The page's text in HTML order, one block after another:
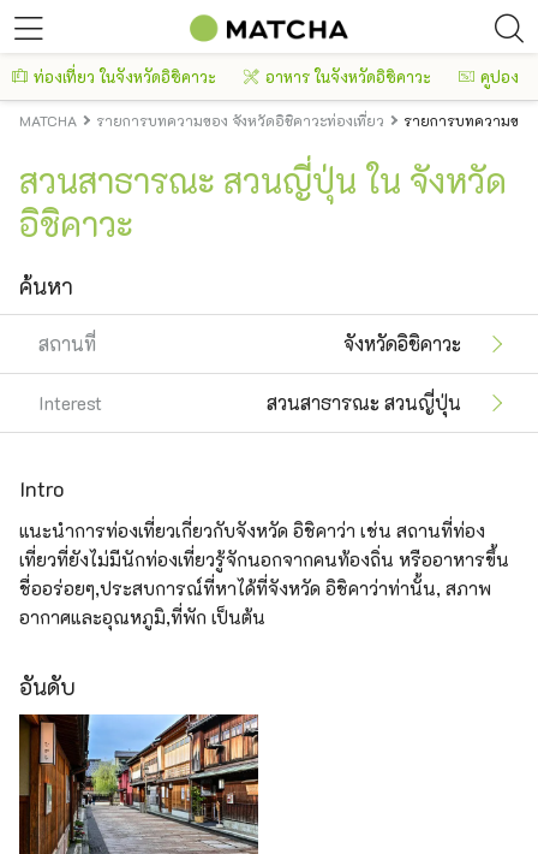
ท่องเที่ยว ในจังหวัดอิชิคาวะ อาหาร ในจังหวัดอิชิคาวะ คูปอง
MATCHA รายการบทความของ จังหวัดอิชิคาวะท่องเที่ยว รายการบทความขอ
สวนสาธารณะ สวนญี่ปุ่น ใน จังหวัด
อิชิคาวะ
ค้นหา
สถานที่ จังหวัดอิชิคาวะ
Interest สวนสาธารณะ สวนญี่ปุ่น
Intro
แนะนำการท่องเที่ยวเกี่ยวกับจังหวัด อิชิคาว่า เช่น สถานที่ท่อง
เที่ยวที่ยังไม่มีนักท่องเที่ยวรู้จักนอกจากคนท้องถิ่น หรืออาหารขึ้น
ชื่ออร่อยๆ,ประสบการณ์ที่หาได้ที่จังหวัด อิชิคาว่าท่านั้น, สภาพ
อากาศและอุณหภูมิ,ที่พัก เป็นต้น
อันดับ